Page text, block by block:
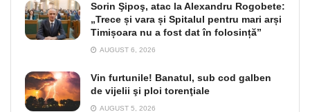
Sorin Şipoş, atac la Alexandru Rogobete:
„Trece și vara și Spitalul pentru mari arși
Timișoara nu a fost dat în folosință”
AUGUST 6, 2026
Vin furtunile! Banatul, sub cod galben
de vijelii şi ploi torenţiale
AUGUST 5, 2026